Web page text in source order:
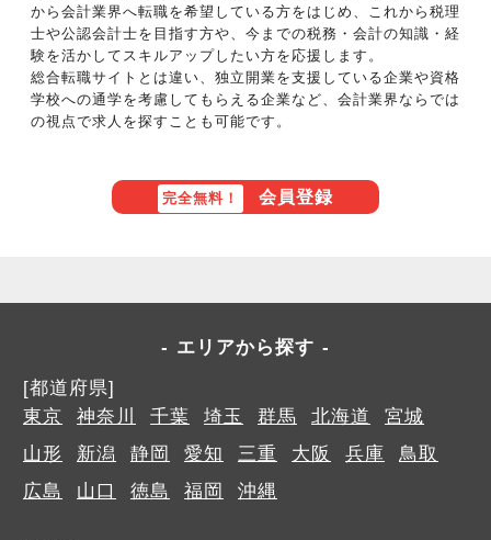
から会計業界へ転職を希望している方をはじめ、これから税理
士や公認会計士を目指す方や、今までの税務・会計の知識・経
験を活かしてスキルアップしたい方を応援します。
総合転職サイトとは違い、独立開業を支援している企業や資格
学校への通学を考慮してもらえる企業など、会計業界ならでは
の視点で求人を探すことも可能です。
完全無料！ 会員登録
エリアから探す
[都道府県]
東京
神奈川 千葉 埼玉 群馬 北海道
宮城
山形
新潟 静岡 愛知 三重 大阪 兵庫
鳥取
広島
山口 徳島 福岡 沖縄